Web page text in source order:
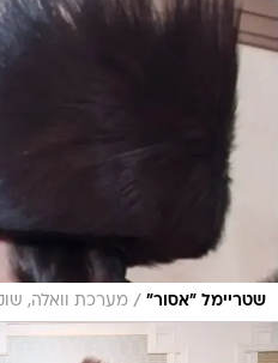
שטריימל "אסור" / מערכת וואלה,